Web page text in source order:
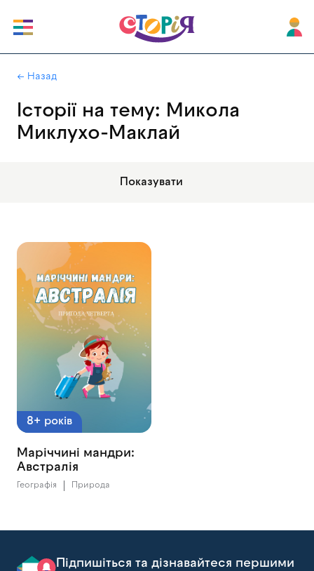
← Назад
Історії на тему: Микола
Миклухо-Маклай
Показувати
8+ років
Маріччині мандри:
Австралія
Географія Природа
Підпишіться та дізнавайтеся першими